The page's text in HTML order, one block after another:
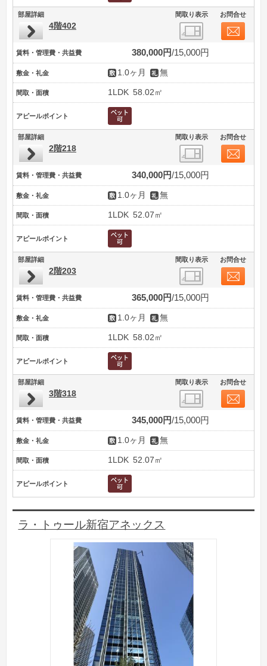
部屋詳細 間取り表示 お問合せ
4階402
賃料・管理費・共益費 380,000円 15,000円
敷金・礼金 1.0ヶ月 無
間取・面積 1LDK 58.02㎡
アピールポイント
部屋詳細 間取り表示 お問合せ
2階218
賃料・管理費・共益費 340,000円 15,000円
敷金・礼金 1.0ヶ月 無
間取・面積 1LDK 52.07㎡
アピールポイント
部屋詳細 間取り表示 お問合せ
2階203
賃料・管理費・共益費 365,000円 15,000円
敷金・礼金 1.0ヶ月 無
間取・面積 1LDK 58.02㎡
アピールポイント
部屋詳細 間取り表示 お問合せ
3階318
賃料・管理費・共益費 345,000円 15,000円
敷金・礼金 1.0ヶ月 無
間取・面積 1LDK 52.07㎡
アピールポイント
ラ・トゥール新宿アネックス